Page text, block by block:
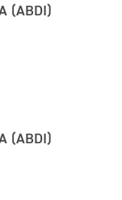
(ABDI)
(ABDI)